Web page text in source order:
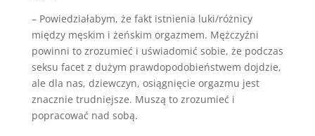
– Powiedziałabym, że fakt istnienia luki/różnicy
między męskim i żeńskim orgazmem. Mężczyźni
powinni to zrozumieć i uświadomić sobie, że podczas
seksu facet z dużym prawdopodobieństwem dojdzie,
ale dla nas, dziewczyn, osiągnięcie orgazmu jest
znacznie trudniejsze. Muszą to zrozumieć i
popracować nad sobą.